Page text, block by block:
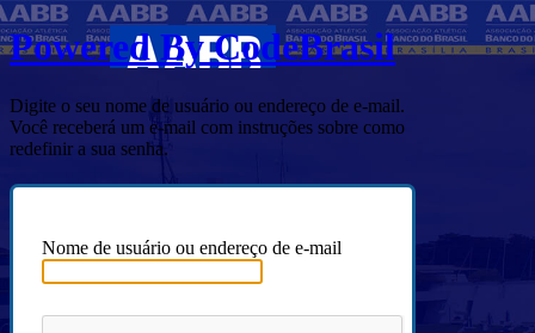
Powered By CodeBrasil
Digite o seu nome de usuário ou endereço de e-mail.
Você receberá um e-mail com instruções sobre como
redefinir a sua senha.
Nome de usuário ou endereço de e-mail